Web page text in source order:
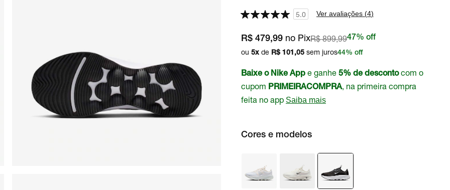
5.0 Ver avaliações (4)
R$ 479,99 no PixR$ 899,9947% off
ou 5x de R$ 101,05 sem juros44% off
Baixe o Nike App e ganhe 5% de descontocom o
cupom PRIMEIRACOMPRA, na primeira compra
feita no app Saiba mais
Cores e modelos